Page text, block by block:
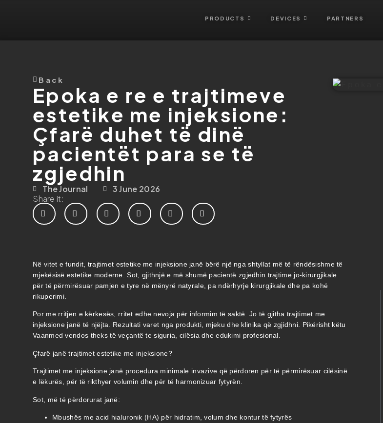
PRODUCTS DEVICES PARTNERS
Back
Epoka e re e trajtimeve
estetike me injeksione:
Çfarë duhet të dinë
pacientët para se të
zgjedhin
The Journal
3 June 2026
Share it:
Në vitet e fundit, trajtimet estetike me injeksione janë bërë një nga shtyllat më të rëndësishme të
mjekësisë estetike moderne. Sot, gjithnjë e më shumë pacientë zgjedhin trajtime jo-kirurgjikale
për të përmirësuar pamjen e tyre në mënyrë natyrale, pa ndërhyrje kirurgjikale dhe pa kohë
rikuperimi.
Por me rritjen e kërkesës, rritet edhe nevoja për informim të saktë. Jo të gjitha trajtimet me
injeksione janë të njëjta. Rezultati varet nga produkti, mjeku dhe klinika që zgjidhni. Pikërisht këtu
Vaanmed vendos theks të veçantë te siguria, cilësia dhe edukimi profesional.
Çfarë janë trajtimet estetike me injeksione?
Trajtimet me injeksione janë procedura minimale invazive që përdoren për të përmirësuar cilësinë
e lëkurës, për të rikthyer volumin dhe për të harmonizuar fytyrën.
Sot, më të përdorurat janë:
Mbushës me acid hialuronik (HA) për hidratim, volum dhe kontur të fytyrës